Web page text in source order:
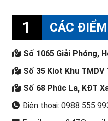
1 CÁC ĐIỂM
Số 1065 Giải Phóng,
Số 35 Kiot Khu TMDV
Số 68 Phúc La, KĐT
Điện thoại: 0988 555